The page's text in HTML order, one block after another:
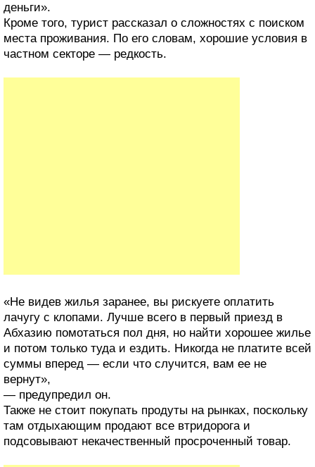
деньги».
Кроме того, турист рассказал о сложностях с поиском
места проживания. По его словам, хорошие условия в
частном секторе — редкость.
«Не видев жилья заранее, вы рискуете оплатить
лачугу с клопами. Лучше всего в первый приезд в
Абхазию помотаться пол дня, но найти хорошее жилье
и потом только туда и ездить. Никогда не платите всей
суммы вперед — если что случится, вам ее не
вернут»,
— предупредил он.
Также не стоит покупать продуты на рынках, поскольку
там отдыхающим продают все втридорога и
подсовывают некачественный просроченный товар.